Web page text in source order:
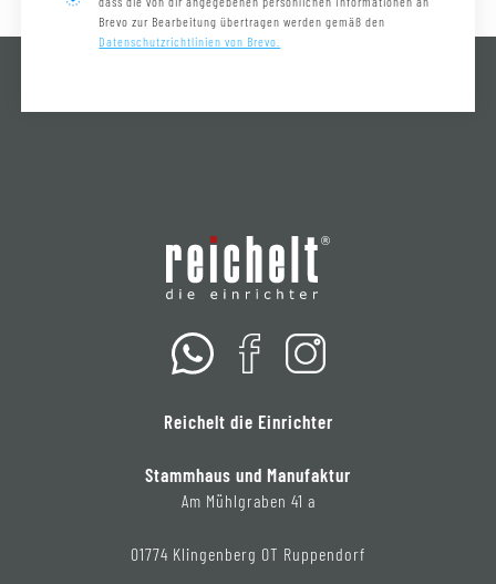
Brevo zur Bearbeitung übertragen werden gemäß den
Datenschutzrichtlinien von Brevo.
Reichelt die Einrichter
Stammhaus und Manufaktur
Am Mühlgraben 41 a
01774 Klingenberg OT Ruppendorf